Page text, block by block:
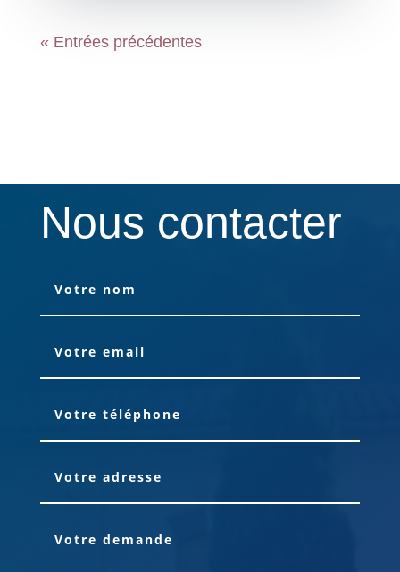
« Entrées précédentes
Nous contacter